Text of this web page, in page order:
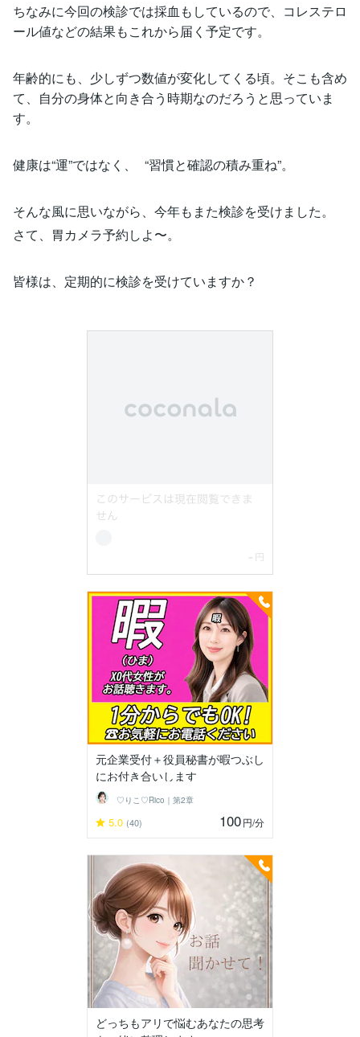
ちなみに今回の検診では採血もしているので、コレステロ
ール値などの結果もこれから届く予定です。
年齢的にも、少しずつ数値が変化してくる頃。そこも含め
て、自分の身体と向き合う時期なのだろうと思っていま
す。
健康は“運”ではなく、 “習慣と確認の積み重ね”。
そんな風に思いながら、今年もまた検診を受けました。
さて、胃カメラ予約しよ〜。
皆様は、定期的に検診を受けていますか？
元企業受付＋役員秘書が暇つぶし
にお付き合いします
♡りこ♡Rico｜第2章
5.0 (40) 100円/分
どっちもアリで悩むあなたの思考